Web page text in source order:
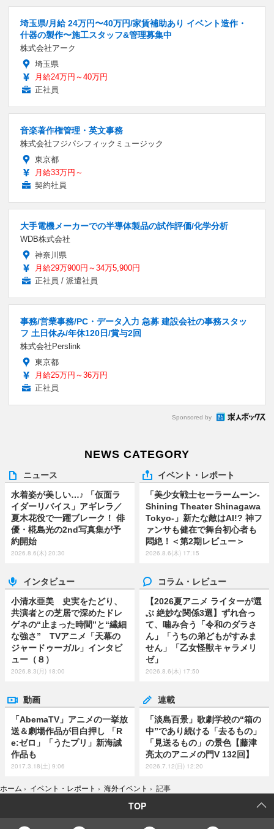
埼玉県/月給 24万円〜40万円/家賃補助あり イベント造作・
什器の製作〜施工スタッフ&管理募集中
株式会社アーク
埼玉県
月給24万円～40万円
正社員
音楽著作権管理・英文事務
株式会社フジパシフィックミュージック
東京都
月給33万円～
契約社員
大手電機メーカーでの半導体製品の試作評価/化学分析
WDB株式会社
神奈川県
月給29万900円～34万5,900円
正社員 / 派遣社員
事務/営業事務/PC・データ入力 急募 建設会社の事務スタッ
フ 土日休み/年休120日/賞与2回
株式会社Perslink
東京都
月給25万円～36万円
正社員
Sponsored by
NEWS CATEGORY
ニュース
水着姿が美しい…♪ 「仮面ラ
イダーリバイス」アギレラ／
夏木花役で一躍ブレーク！ 俳
優・椛島光の2nd写真集が予
約開始
2026.8.6(木) 20:30
イベント・レポート
「美少女戦士セーラームーン-
Shining Theater Shinagawa
Tokyo-」新たな敵はAI!? 神フ
ァンサも健在で舞台初心者も
悶絶！＜第2期レビュー＞
2026.8.6(木) 17:15
インタビュー
小清水亜美 史実をたどり、
共演者との芝居で深めたドレ
ゲネの“止まった時間”と“繊細
な強さ” TVアニメ「天幕の
ジャードゥーガル」インタビ
ュー（８）
2026.8.3(月) 18:00
コラム・レビュー
【2026夏アニメ ライターが選
ぶ 絶妙な関係3選】ずれ合っ
て、噛み合う「令和のダラさ
ん」「うちの弟どもがすみま
せん」「乙女怪獣キャラメリ
ゼ」
2026.8.6(木) 17:50
動画
「AbemaTV」アニメの一挙放
送＆劇場作品が目白押し 「R
e:ゼロ」「うたプリ」新海誠
作品も
2017.3.18(土) 9:06
連載
「淡島百景」歌劇学校の“箱の
中”であり続ける「去るもの」
「見送るもの」の景色【藤津
亮太のアニメの門V 132回】
2026.7.12(日) 12:20
ホーム › イベント・レポート › 海外イベント › 記事
TOP